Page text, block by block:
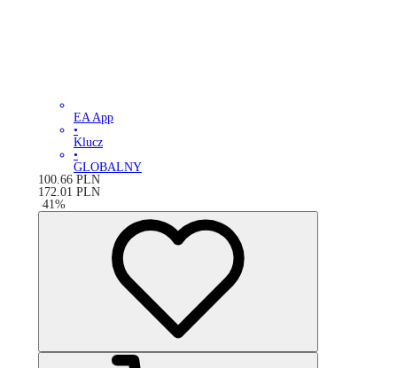
EA App
•
Klucz
•
GLOBALNY
100.66 PLN
172.01 PLN
-41%